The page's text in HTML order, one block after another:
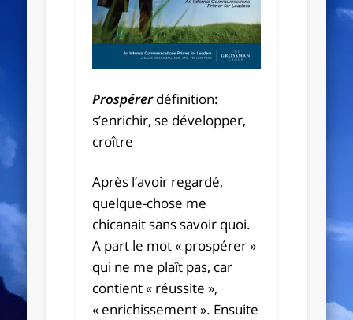
Prospérerdéfinition:
s’enrichir, se développer,
croître
Après l’avoir regardé,
quelque-chose me
chicanait sans savoir quoi.
A part le mot « prospérer »
qui ne me plaît pas, car
contient « réussite »,
« enrichissement ». Ensuite